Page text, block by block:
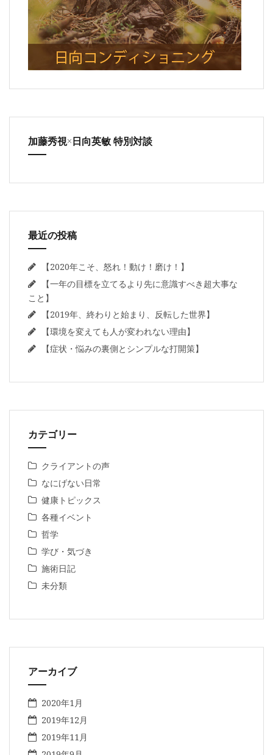
加藤秀視×日向英敏 特別対談
最近の投稿
【2020年こそ、怒れ！動け！磨け！】
【一年の目標を立てるより先に意識すべき超大事な
こと】
【2019年、終わりと始まり、反転した世界】
【環境を変えても人が変われない理由】
【症状・悩みの裏側とシンプルな打開策】
カテゴリー
クライアントの声
なにげない日常
健康トピックス
各種イベント
哲学
学び・気づき
施術日記
未分類
アーカイブ
2020年1月
2019年12月
2019年11月